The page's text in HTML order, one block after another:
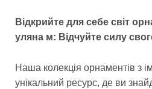
Відкрийте для себе світ
уляна м: Відчуйте силу
Наша колекція орнаментів з
унікальний ресурс, де ви